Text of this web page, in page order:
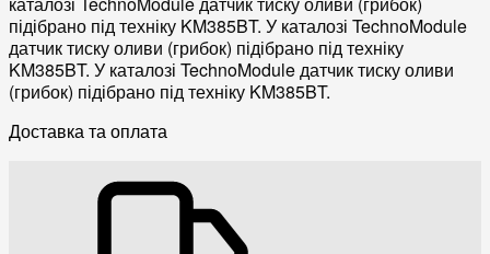
підібрано під техніку KM385BT. У каталозі TechnoModule
датчик тиску оливи (грибок) підібрано під техніку
KM385BT. У каталозі TechnoModule датчик тиску оливи
(грибок) підібрано під техніку KM385BT.
Доставка та оплата